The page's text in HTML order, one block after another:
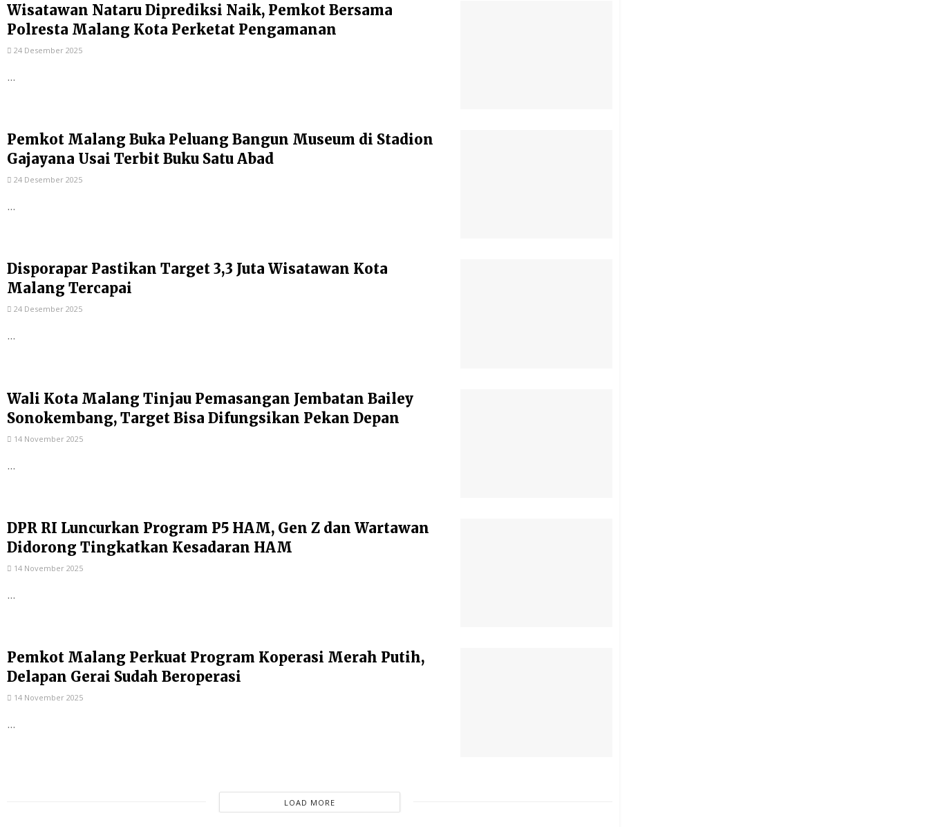
Wisatawan Nataru Diprediksi Naik, Pemkot Bersama
Polresta Malang Kota Perketat Pengamanan
24 Desember 2025
...
Pemkot Malang Buka Peluang Bangun Museum di Stadion
Gajayana Usai Terbit Buku Satu Abad
24 Desember 2025
...
Disporapar Pastikan Target 3,3 Juta Wisatawan Kota
Malang Tercapai
24 Desember 2025
...
Wali Kota Malang Tinjau Pemasangan Jembatan Bailey
Sonokembang, Target Bisa Difungsikan Pekan Depan
14 November 2025
...
DPR RI Luncurkan Program P5 HAM, Gen Z dan Wartawan
Didorong Tingkatkan Kesadaran HAM
14 November 2025
...
Pemkot Malang Perkuat Program Koperasi Merah Putih,
Delapan Gerai Sudah Beroperasi
14 November 2025
...
LOAD MORE